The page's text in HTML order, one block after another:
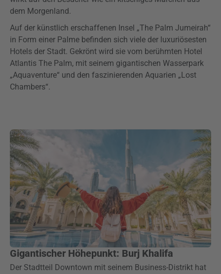
dem Morgenland.
Auf der künstlich erschaffenen Insel „The Palm Jumeirah“
in Form einer Palme befinden sich viele der luxuriösesten
Hotels der Stadt. Gekrönt wird sie vom berühmten Hotel
Atlantis The Palm, mit seinem gigantischen Wasserpark
„Aquaventure“ und den faszinierenden Aquarien „Lost
Chambers“.
Gigantischer Höhepunkt: Burj Khalifa
Der Stadtteil Downtown mit seinem Business-Distrikt hat